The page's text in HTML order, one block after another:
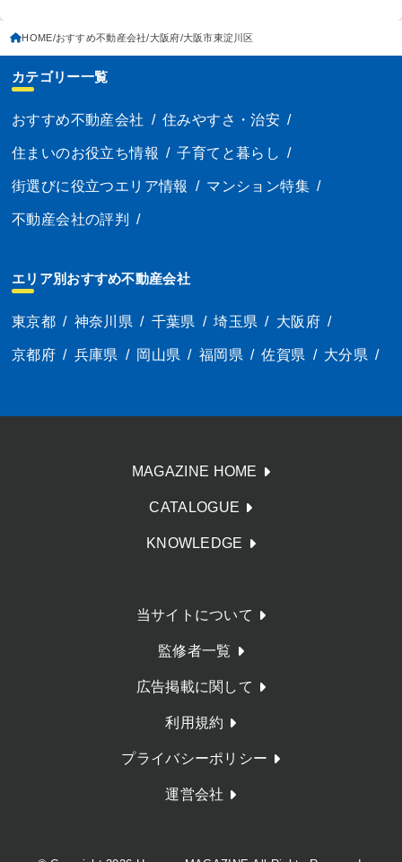
HOME おすすめ不動産会社 大阪府 大阪市東淀川区
カテゴリー一覧
おすすめ不動産会社 / 住みやすさ・治安 /
住まいのお役立ち情報 / 子育てと暮らし /
街選びに役立つエリア情報 / マンション特集 /
不動産会社の評判 /
エリア別おすすめ不動産会社
東京都 / 神奈川県 / 千葉県 / 埼玉県 / 大阪府 /
京都府 / 兵庫県 / 岡山県 / 福岡県 / 佐賀県 / 大分県 /
MAGAZINE HOME
CATALOGUE
KNOWLEDGE
当サイトについて
監修者一覧
広告掲載に関して
利用規約
プライバシーポリシー
運営会社